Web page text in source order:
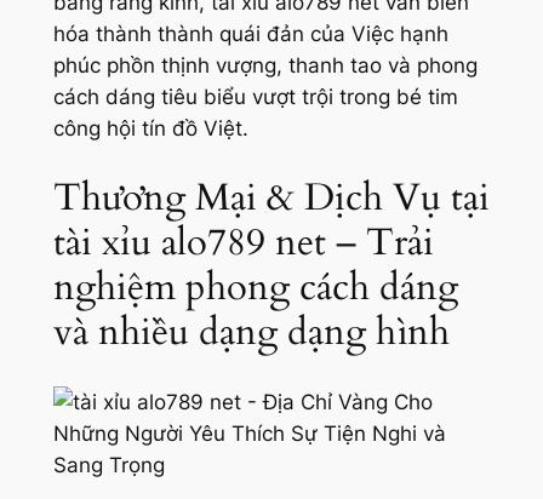
hóa thành thành quái đản của Việc hạnh
phúc phồn thịnh vượng, thanh tao và phong
cách dáng tiêu biểu vượt trội trong bé tim
công hội tín đồ Việt.
Thương Mại & Dịch Vụ tại
tài xỉu alo789 net – Trải
nghiệm phong cách dáng
và nhiều dạng dạng hình